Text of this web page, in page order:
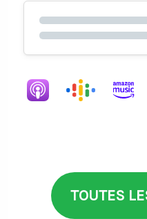
TOUTES